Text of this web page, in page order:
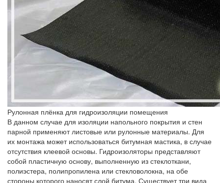
Рулонная плёнка для гидроизоляции помещения
В данном случае для изоляции напольного покрытия и стен
парной применяют листовые или рулонные материалы. Для
их монтажа может использоваться битумная мастика, в случае
отсутствия клеевой основы. Гидроизоляторы представляют
собой пластичную основу, выполненную из стеклоткани,
полиэстера, полипропилена или стекловолокна, на обе
стороны которого наносят слой битума. Существует три вида